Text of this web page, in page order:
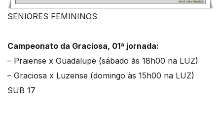
SENIORES FEMININOS
Campeonato da Graciosa, 01ª jornada:
– Praiense x Guadalupe (sábado às 18h00 na LUZ)
– Graciosa x Luzense (domingo às 15h00 na LUZ)
SUB 17